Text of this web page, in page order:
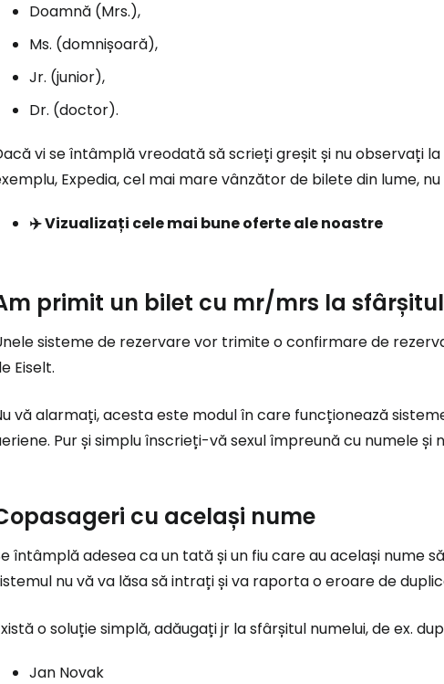
Doamnă (Mrs.),
Ms. (domnișoară),
Jr. (junior),
Dr. (doctor).
vi se întâmplă vreodată să scrieți greșit și nu observați
Expedia, cel mai mare vânzător de bilete din lume,
✈️ Vizualizați cele mai bune oferte ale noastre
primit un bilet cu mr/mrs la
sisteme de rezervare vor trimite o confirmare de
Eiselt.
vă alarmați, acesta este modul în care funcționează
Pur și simplu înscrieți-vă sexul împreună cu numele
cu același nume
întâmplă adesea ca un tată și un fiu care au același nume
nu vă va lăsa să intrați și va raporta o eroare de
o soluție simplă, adăugați jr la sfârșitul numelui, de ex.
Jan Novak
Conectați-vă